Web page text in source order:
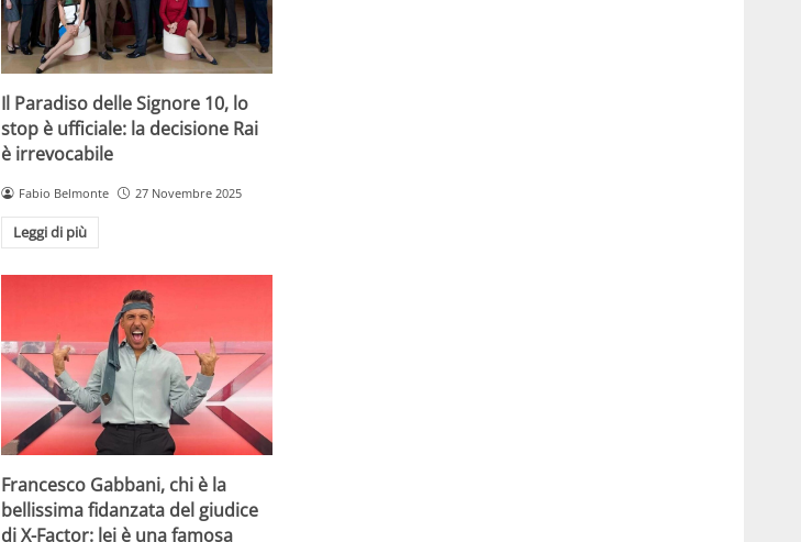
Il Paradiso delle Signore 10, lo
stop è ufficiale: la decisione Rai
è irrevocabile
Fabio Belmonte 27 Novembre 2025
Leggi di più
Francesco Gabbani, chi è la
bellissima fidanzata del giudice
di X-Factor: lei è una famosa